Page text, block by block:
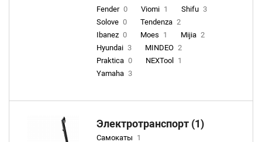
Fender 0 Viomi 1 Shifu 3
Solove 0 Tendenza 2
Ibanez 0 Moes 1 Mijia 2
Hyundai 3 MINDEO 2
Praktica 0 NEXTool
1
Yamaha 3
Электротранспорт (1)
Самокаты 1